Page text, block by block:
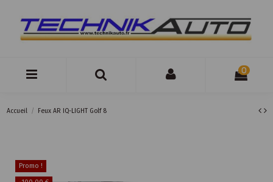
0
Accueil Feux AR IQ-LIGHT Golf 8
Promo !